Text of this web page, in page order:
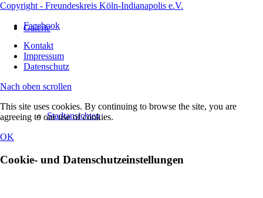
Galerie
Stadtansichten
Copyright - Freundeskreis Köln-Indianapolis e.V.
Facebook
Kontakt
Impressum
Datenschutz
Nach oben scrollen
This site uses cookies. By continuing to browse the site, you are
agreeing to our use of cookies.
OK
Cookie- und Datenschutzeinstellungen